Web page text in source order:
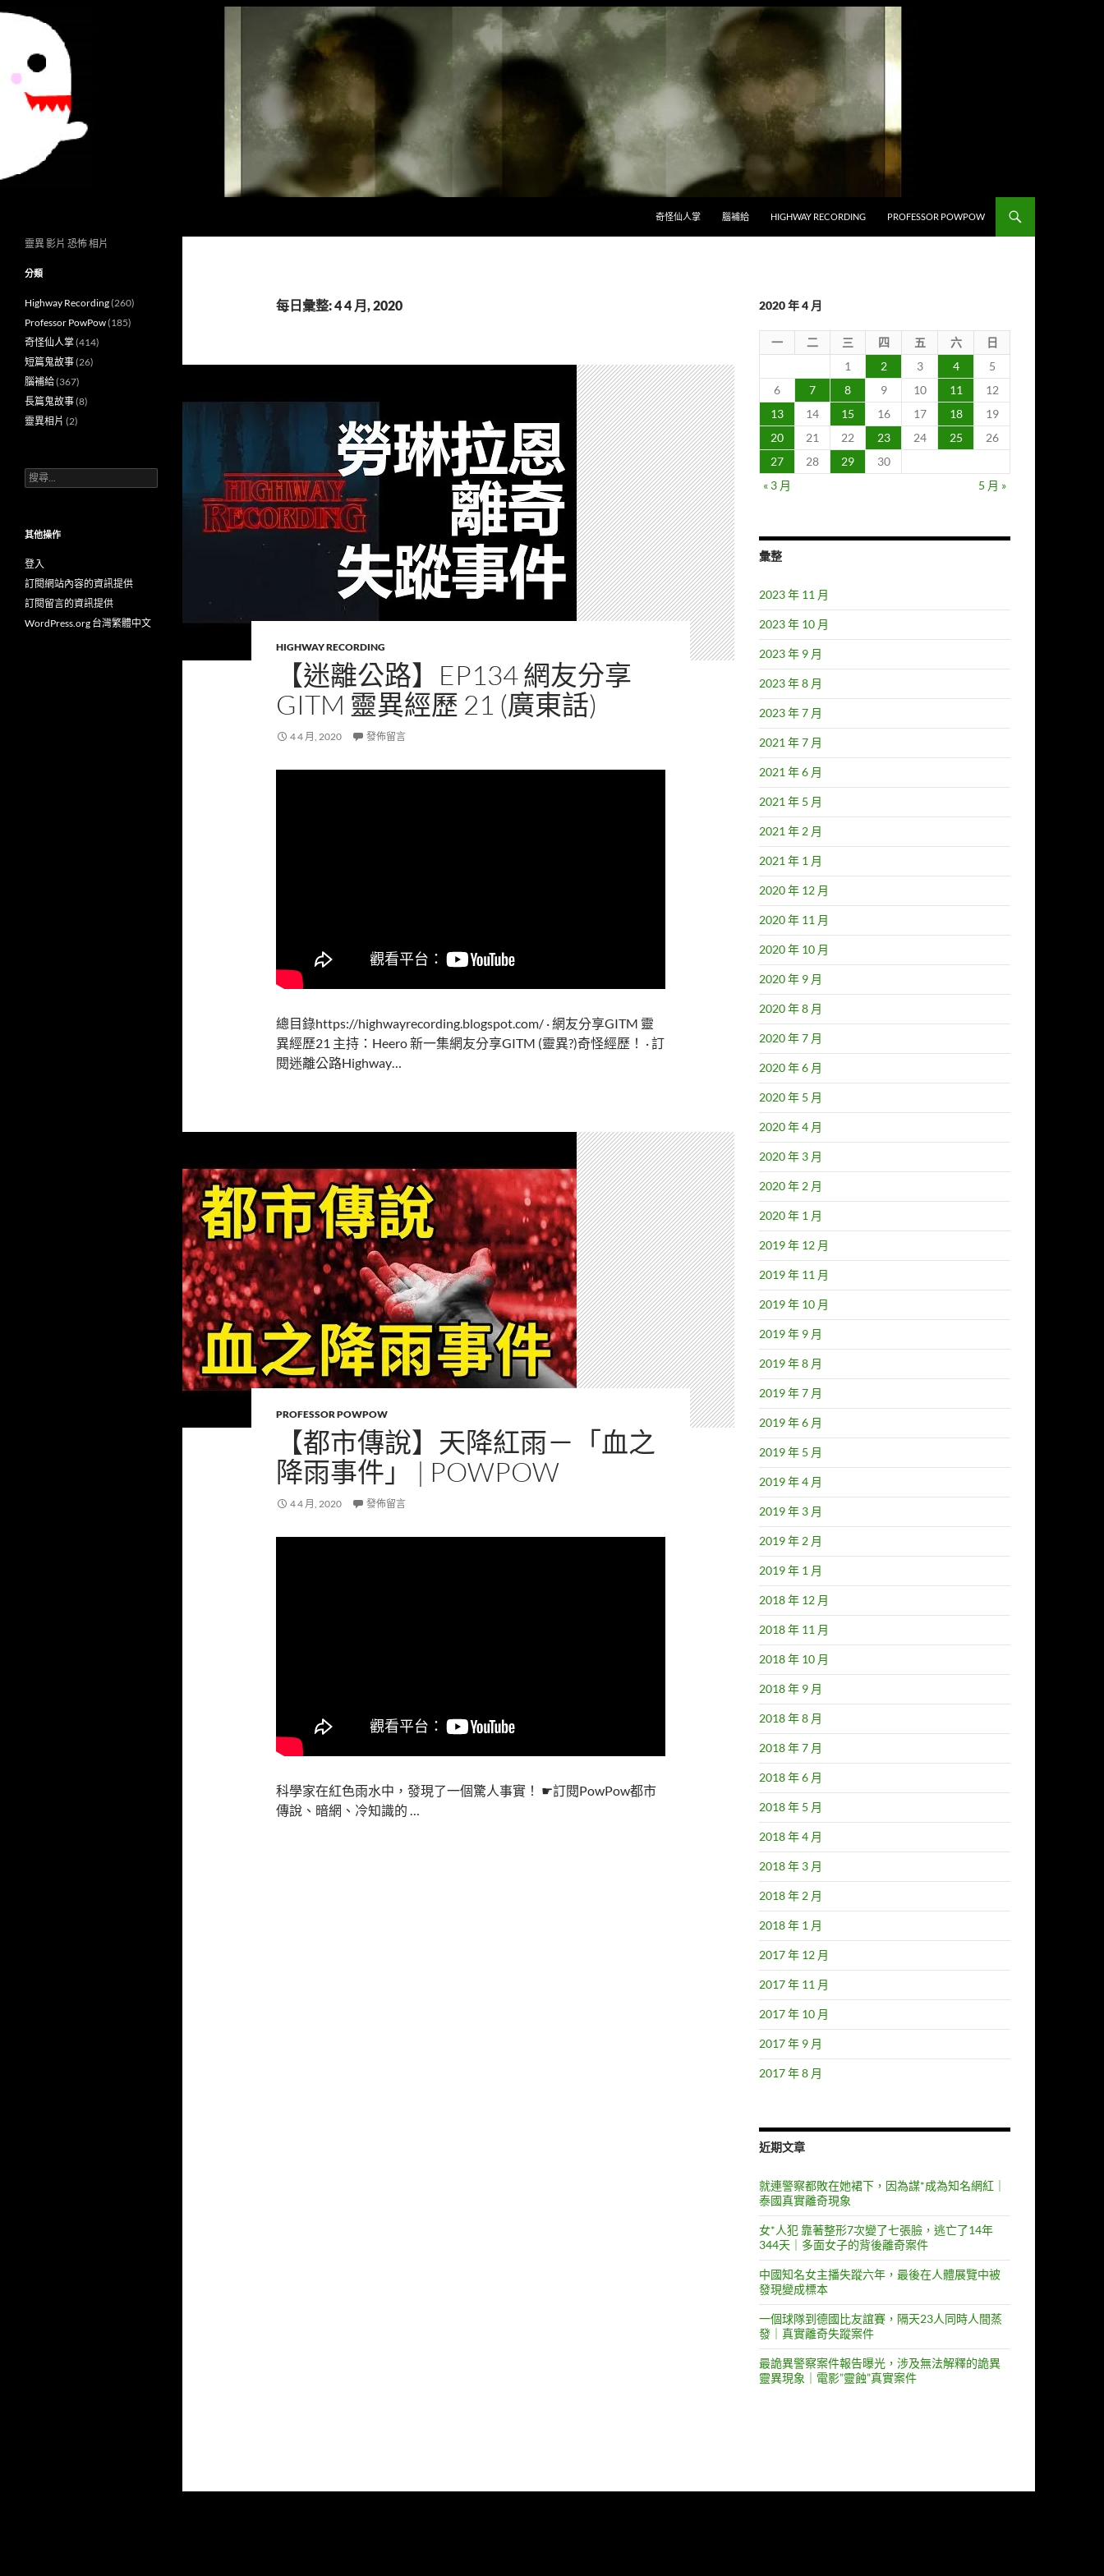
奇怪仙人掌
腦補給 HIGHWAY RECORDING PROFESSOR POWPOW
每日彙整: 4 4 月, 2020
HIGHWAY RECORDING
【迷離公路】EP134 網友分享
GITM 靈異經歷 21 (廣東話)
4 4 月, 2020 發佈留言
總目錄https://highwayrecording.blogspot.com/ · 網友分享GITM 靈
異經歷21 主持：Heero 新一集網友分享GITM (靈異?)奇怪經歷！ · 訂
閱迷離公路Highway…
PROFESSOR POWPOW
【都市傳說】天降紅雨－「血之
降雨事件」 | POWPOW
4 4 月, 2020 發佈留言
科學家在紅色雨水中，發現了一個驚人事實！ ☛訂閱PowPow都市
傳說、暗網、冷知識的 …
2020 年 4 月
一 二 三 四 五 六
日
1
2 3 4
5
6
7 8 9 10 11
12
13
14 15 16 17 18
19
20
21 22 23 24 25
26
27
28 29
30
« 3 月
5 月 »
彙整
2023 年 11 月
2023 年 10 月
2023 年 9 月
2023 年 8 月
2023 年 7 月
2021 年 7 月
2021 年 6 月
2021 年 5 月
2021 年 2 月
2021 年 1 月
2020 年 12 月
2020 年 11 月
2020 年 10 月
2020 年 9 月
2020 年 8 月
2020 年 7 月
2020 年 6 月
2020 年 5 月
2020 年 4 月
2020 年 3 月
2020 年 2 月
2020 年 1 月
2019 年 12 月
2019 年 11 月
2019 年 10 月
2019 年 9 月
2019 年 8 月
2019 年 7 月
2019 年 6 月
2019 年 5 月
2019 年 4 月
2019 年 3 月
2019 年 2 月
2019 年 1 月
2018 年 12 月
2018 年 11 月
2018 年 10 月
2018 年 9 月
2018 年 8 月
2018 年 7 月
2018 年 6 月
2018 年 5 月
2018 年 4 月
2018 年 3 月
2018 年 2 月
2018 年 1 月
2017 年 12 月
2017 年 11 月
2017 年 10 月
2017 年 9 月
2017 年 8 月
近期文章
就連警察都敗在她裙下，因為謀*成為知名網紅｜
泰國真實離奇現象
女*人犯 靠著整形7次變了七張臉，逃亡了14年
344天｜多面女子的背後離奇案件
中國知名女主播失蹤六年，最後在人體展覽中被
發現變成標本
一個球隊到德國比友誼賽，隔天23人同時人間蒸
發｜真實離奇失蹤案件
最詭異警察案件報告曝光，涉及無法解釋的詭異
靈異現象｜電影”靈蝕”真實案件
靈異 影片 恐怖 相片
分類
Highway Recording(260)
Professor PowPow(185)
奇怪仙人掌(414)
短篇鬼故事(26)
腦補給(367)
長篇鬼故事(8)
靈異相片 (2)
搜
尋
字:
其他操作
登入
訂閱網站內容的資訊提供
訂閱留言的資訊提供
WordPress.org 台灣繁體中文